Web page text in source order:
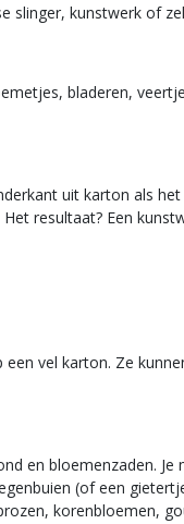
slinger, kunstwerk of
bladeren,
uit karton als het
resultaat? Een
vel karton. Ze
en bloemenzaden.
(of een
korenbloemen,